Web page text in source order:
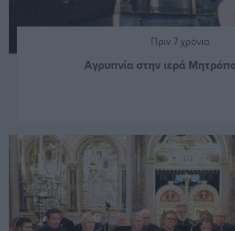
Πριν 7 χρόνια
Αγρυπνία στην ιερά